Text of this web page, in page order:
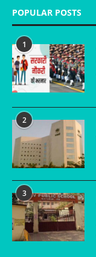
POPULAR POSTS
1
2
3